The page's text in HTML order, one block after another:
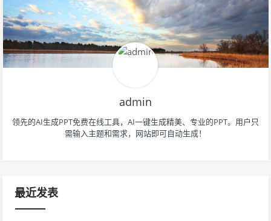
admin
领先的AI生成PPT免费在线工具，AI一键生成精美、专业的PPT。用户只
需输入主题和需求，网站即可自动生成！
最近发表